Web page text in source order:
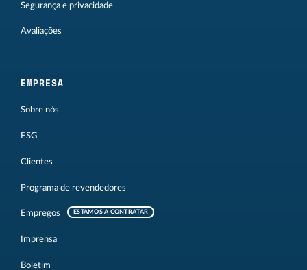
Segurança e privacidade
Avaliações
EMPRESA
Sobre nós
ESG
Clientes
Programa de revendedores
Empregos ESTAMOS A CONTRATAR
Imprensa
Boletim